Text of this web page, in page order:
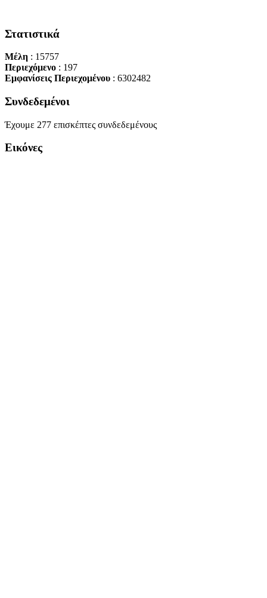
Στατιστικά
Μέλη : 15757
Περιεχόμενο : 197
Εμφανίσεις Περιεχομένου : 6302482
Συνδεδεμένοι
Έχουμε 277 επισκέπτες συνδεδεμένους
Εικόνες